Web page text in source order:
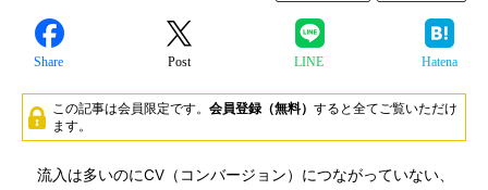
Share Post LINE Hatena
この記事は会員限定です。 会員登録（無料） すると全てご覧いただけ
ます。
流入は多いのにCV（コンバージョン）につながっていない、